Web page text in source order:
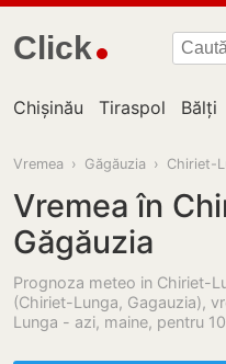
Click
Chișinău Tiraspol Bălți
Vremea › Găgăuzia › Chiriet-
Vremea în
Găgăuzia
Prognoza meteo in Chiriet-
(Chiriet-Lunga, Gagauzia),
Lunga - azi, maine, pentru